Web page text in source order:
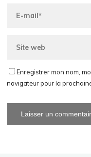
Enregistrer mon nom,
navigateur pour la